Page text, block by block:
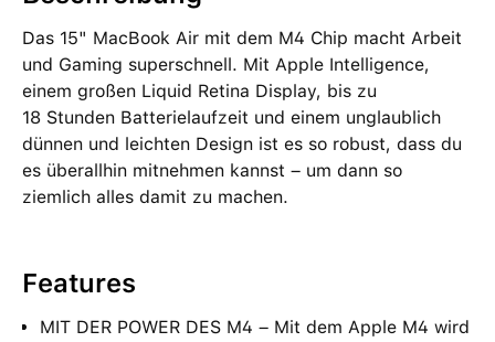
Das 15" MacBook Air mit dem M4 Chip macht Arbeit
und Gaming superschnell. Mit Apple Intelligence,
einem großen Liquid Retina Display, bis zu
18 Stunden Batterielaufzeit und einem unglaublich
dünnen und leichten Design ist es so robust, dass du
es überallhin mitnehmen kannst – um dann so
ziemlich alles damit zu machen.
Features
MIT DER POWER DES M4 – Mit dem Apple M4 wird